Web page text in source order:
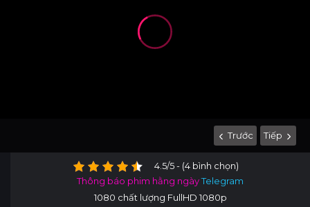
Trước Tiếp
4.5/5 - (4 bình chọn)
Thông báo phim hằng ngàyTelegram
1080 chất lượng FullHD 1080p